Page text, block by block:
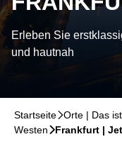
Erleben Sie
und hautnah
Startseite􀆊Orte | Das
Westen􀆊Frankfurt |